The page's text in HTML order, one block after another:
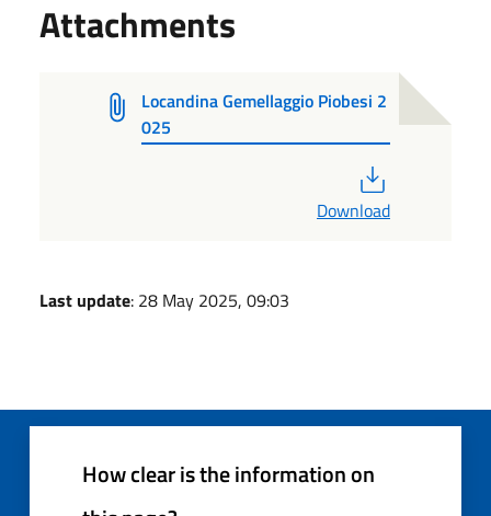
Attachments
Locandina Gemellaggio Piobesi 2
025
Download
Last update: 28 May 2025, 09:03
How clear is the information on